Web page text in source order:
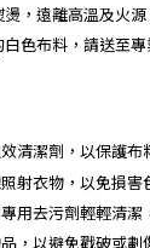
，遠離高溫及火源
色布料，請送至
清潔劑，以保護布
射衣物，以免損害
用去污劑輕輕清潔
，以避免戳破或劃